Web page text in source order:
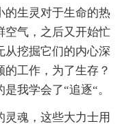
的生灵对于生命的热
空气，之后又开始忙
从挖掘它们的内心深
工作，为了生存？
我学会了“追逐“。
魂，这些大力士用